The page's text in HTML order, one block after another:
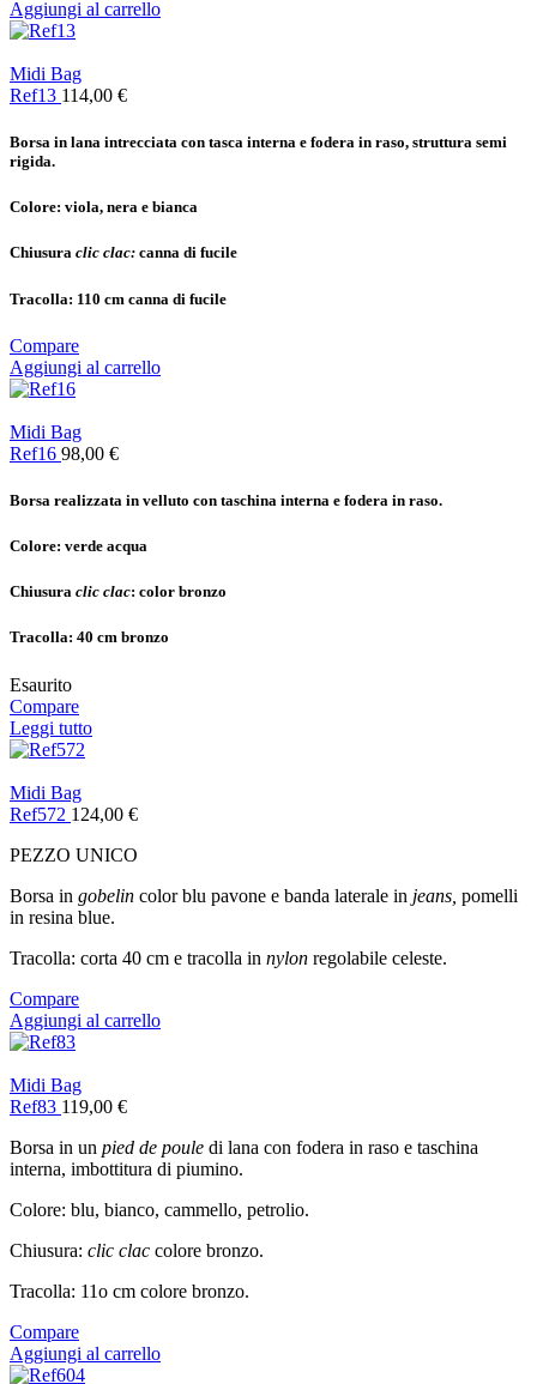
Aggiungi al carrello
Midi Bag
Ref13 114,00 €
Borsa in lana intrecciata con tasca interna e fodera in raso, struttura semi
rigida.
Colore: viola, nera e bianca
Chiusura clic clac: canna di fucile
Tracolla: 110 cm canna di fucile
Compare
Aggiungi al carrello
Midi Bag
Ref16 98,00 €
Borsa realizzata in velluto con taschina interna e fodera in raso.
Colore: verde acqua
Chiusura clic clac: color bronzo
Tracolla: 40 cm bronzo
Esaurito
Compare
Leggi tutto
Midi Bag
Ref572 124,00 €
PEZZO UNICO
Borsa in gobelin color blu pavone e banda laterale in jeans, pomelli
in resina blue.
Tracolla: corta 40 cm e tracolla in nylon regolabile celeste.
Compare
Aggiungi al carrello
Midi Bag
Ref83 119,00 €
Borsa in un pied de poule di lana con fodera in raso e taschina
interna, imbottitura di piumino.
Colore: blu, bianco, cammello, petrolio.
Chiusura: clic clac colore bronzo.
Tracolla: 11o cm colore bronzo.
Compare
Aggiungi al carrello